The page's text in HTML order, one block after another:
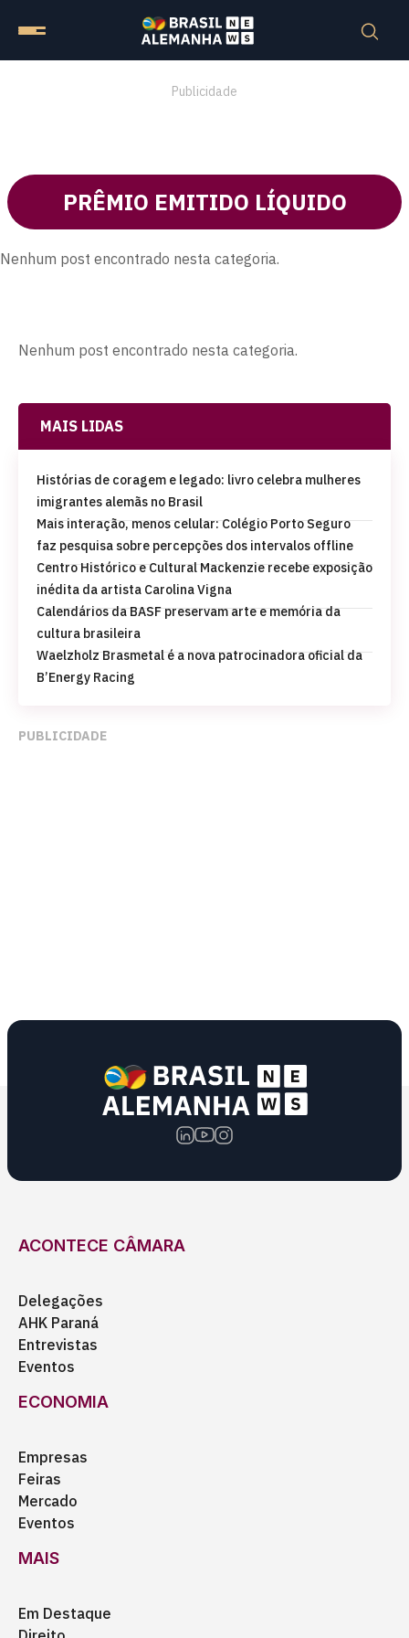
Publicidade
PRÊMIO EMITIDO LÍQUIDO
Nenhum post encontrado nesta categoria.
Nenhum post encontrado nesta categoria.
MAIS LIDAS
Histórias de coragem e legado: livro celebra mulheres
imigrantes alemãs no Brasil
Mais interação, menos celular: Colégio Porto Seguro
faz pesquisa sobre percepções dos intervalos offline
Centro Histórico e Cultural Mackenzie recebe exposição
inédita da artista Carolina Vigna
Calendários da BASF preservam arte e memória da
cultura brasileira
Waelzholz Brasmetal é a nova patrocinadora oficial da
B’Energy Racing
PUBLICIDADE
ACONTECE CÂMARA
Delegações
AHK Paraná
Entrevistas
Eventos
ECONOMIA
Empresas
Feiras
Mercado
Eventos
MAIS
Em Destaque